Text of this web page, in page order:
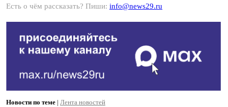
Есть о чём рассказать? Пиши: info@news29.ru
Новости по теме | Лента новостей